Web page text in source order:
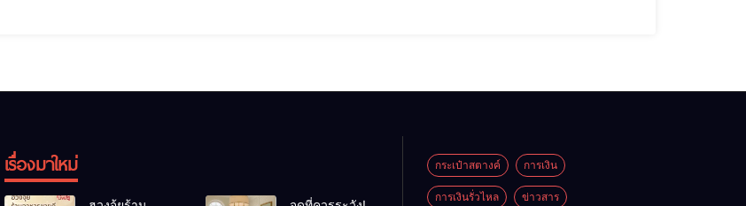
เรื่องมาใหม่ กระเป๋าสตางค์ การเงิน
การเงินรั่วไหล ข่าวสาร